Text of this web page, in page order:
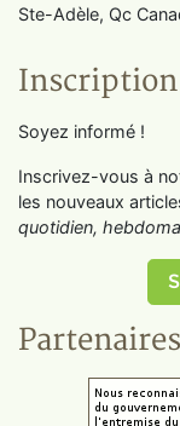
Ste-Adèle, Qc
Soyez informé !
Inscrivez-vous à
les nouveaux
quotidien,
Partenaires